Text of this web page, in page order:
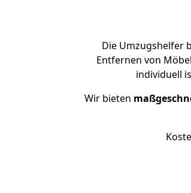
Die Umzugshelfer
Entfernen von
individuell
Wir bieten